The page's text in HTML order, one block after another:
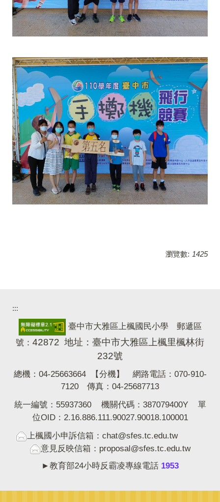
瀏覽數: 1425
:::
臺中市大雅區上楓國民小學 郵遞區
號： 42872 地址：臺中市大雅區上楓里楓林街
232號
總機：04-25663664 【分機】
網路電話：070-910-
7120 傳真：04-25687713
統一編號：55937360 機關代碼：387079400Y 單
位OID：2.16.886.111.90027.90018.100001
上楓國小申訴信箱：chat@sfes.tc.edu.tw
意見反映信箱：proposal@sfes.tc.edu.tw
►教育部24小時反霸凌專線電話 1953